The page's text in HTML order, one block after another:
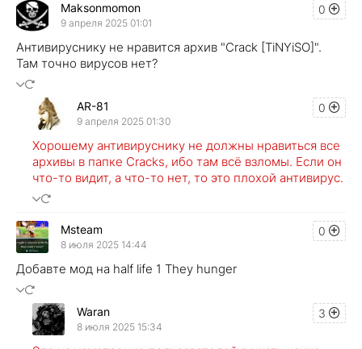
0
Maksonmomon
9 апреля 2025 01:01
Антивируснику не нравится архив "Crack [TiNYiSO]".
Там точно вирусов нет?
0
AR-81
9 апреля 2025 01:30
Хорошему антивируснику не должны нравиться все
архивы в папке Cracks, ибо там всё взломы. Если он
что-то видит, а что-то нет, то это плохой антивирус.
0
Msteam
8 июля 2025 14:44
Добавте мод на half life 1 They hunger
3
Waran
8 июля 2025 15:34